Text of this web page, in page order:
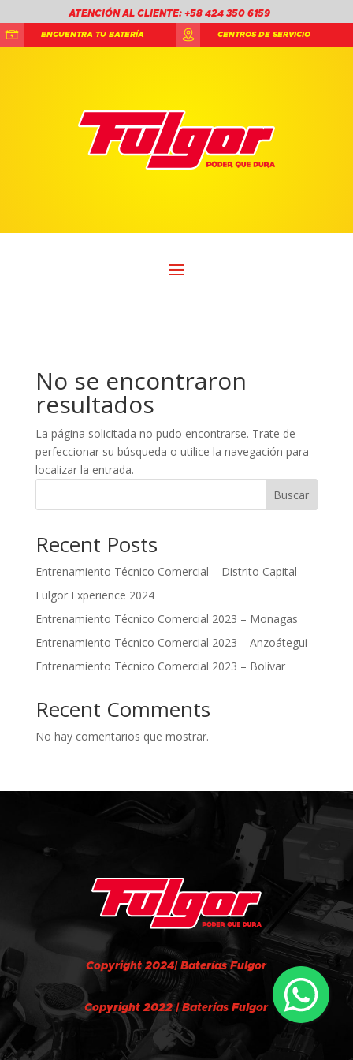
ATENCIÓN AL CLIENTE: +58 424 350 6159
ENCUENTRA TU BATERÍA CENTROS DE SERVICIO
No se encontraron
resultados
La página solicitada no pudo encontrarse. Trate de
perfeccionar su búsqueda o utilice la navegación para
localizar la entrada.
Buscar
Recent Posts
Entrenamiento Técnico Comercial – Distrito Capital
Fulgor Experience 2024
Entrenamiento Técnico Comercial 2023 – Monagas
Entrenamiento Técnico Comercial 2023 – Anzoátegui
Entrenamiento Técnico Comercial 2023 – Bolívar
Recent Comments
No hay comentarios que mostrar.
Copyright 2024| Baterías Fulgor
Copyright 2022 | Baterías Fulgor